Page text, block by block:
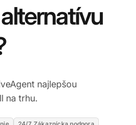
najlepšou
na trhu.